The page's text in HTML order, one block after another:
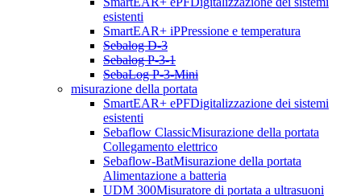
esistenti
SmartEAR+ iPPressione e temperatura
Sebalog D-3
Sebalog P-3-1
SebaLog P-3-Mini
misurazione della portata
SmartEAR+ ePFDigitalizzazione dei sistemi
esistenti
Sebaflow ClassicMisurazione della portata
Collegamento elettrico
Sebaflow-BatMisurazione della portata
Alimentazione a batteria
UDM 300Misuratore di portata a ultrasuoni
Monitoraggio
della rete
Individuate tempestivamente le perdite ed evitate danni inutili grazie al
delle vostre reti idriche potabili con le soluzioni SebaKMT®.